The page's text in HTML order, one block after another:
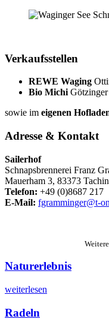
Verkaufsstellen
REWE Waging
Bio Michi
sowie im eigenen
Adresse & Kontakt
Sailerhof
Schnapsbrennerei Franz
Mauerham 3, 83373
Telefon: +49 (0)8687 217
E-Mail: fgramminger@t-
Weitere
Naturerlebnis
weiterlesen
Radeln